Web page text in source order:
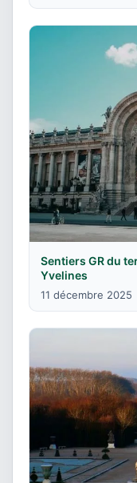
Sentiers GR du
Yvelines
11 décembre 2025